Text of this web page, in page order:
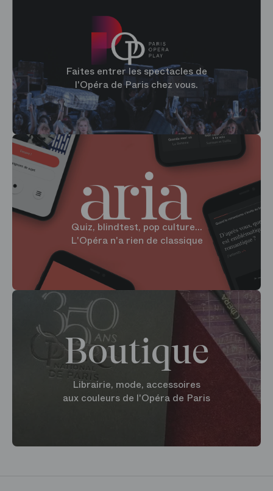
Faites entrer les spectacles de
l'Opéra de Paris chez vous.
Quiz, blindtest, pop culture...
L'Opéra n'a rien de classique
Boutique
Librairie, mode, accessoires
aux couleurs de l'Opéra de Paris